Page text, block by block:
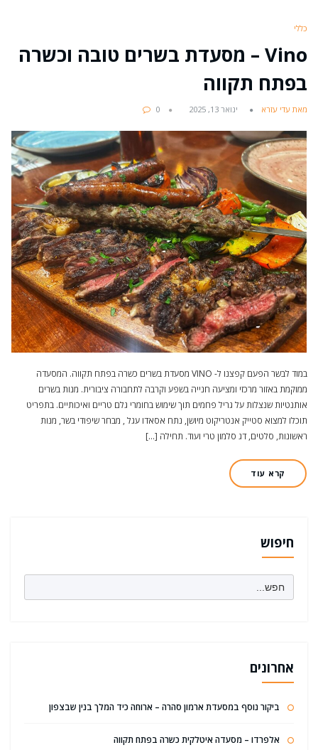
כללי
Vino – מסעדת בשרים טובה וכשרה
בפתח תקווה
מאת עדי עזרא ינואר 13, 2025 0
במוד לבשר הפעם קפצנו ל- VINO מסעדת בשרים כשרה בפתח תקווה. המסעדה
ממוקמת באזור מרכזי ומציעה חנייה בשפע וקרבה לתחבורה ציבורית. מנות בשרים
אותנטיות שנצלות על גריל פחמים תוך שימוש בחומרי גלם טריים ואיכותיים. בתפריט
תוכלו למצוא סטייק אנטריקוט מיושן, נתח אסאדו עגל , מבחר שיפודי בשר, מנות
ראשונות, סלטים, דג סלמון טרי ועוד. תחילה […]
קרא עוד
חיפוש
Search
for:
אחרונים
ביקור נוסף במסעדת ארמון סהרה – ארוחה כיד המלך בנין שבצפון
אלפרדו – מסעדה איטלקית כשרה בפתח תקווה